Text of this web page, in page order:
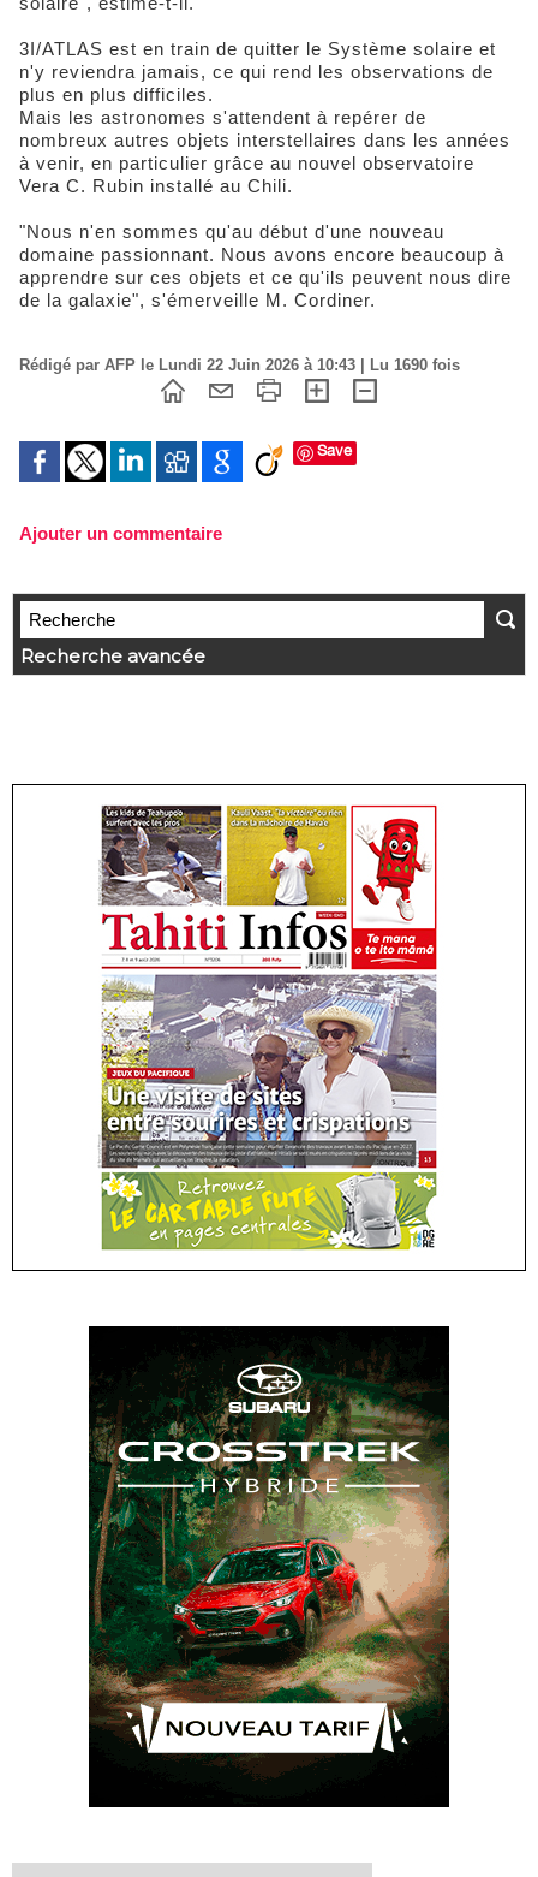
3I/ATLAS est en train de quitter le Système solaire et
n'y reviendra jamais, ce qui rend les observations de
plus en plus difficiles.
Mais les astronomes s'attendent à repérer de
nombreux autres objets interstellaires dans les années
à venir, en particulier grâce au nouvel observatoire
Vera C. Rubin installé au Chili.
"Nous n'en sommes qu'au début d'une nouveau
domaine passionnant. Nous avons encore beaucoup à
apprendre sur ces objets et ce qu'ils peuvent nous dire
de la galaxie", s'émerveille M. Cordiner.
Rédigé par AFP le Lundi 22 Juin 2026 à 10:43 | Lu 1690 fois
Save
Ajouter un commentaire
Recherche avancée